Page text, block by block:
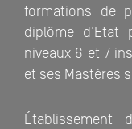
formations de
diplôme
niveaux 6 et 7
et ses Mastères
Établissement